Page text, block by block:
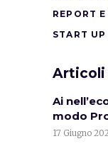
REPORT
START UP
Articoli
Ai
modo
17 Giugno